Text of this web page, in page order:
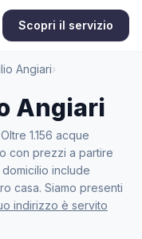
Scopri il servizio
Angiari›
Angiari
1.156 acque
con prezzi a partire
include
casa. Siamo presenti
indirizzo è servito